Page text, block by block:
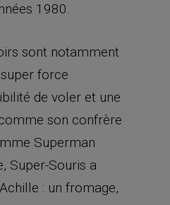
1980.
sont notamment
force
de voler et une
son confrère
Superman
Super-Souris a
: un fromage,